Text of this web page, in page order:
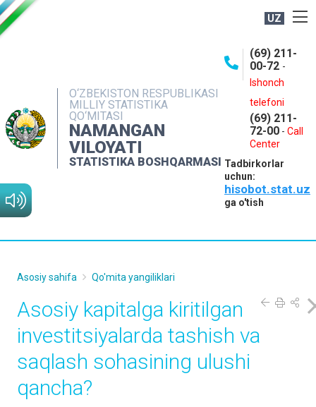
UZ
O‘ZBEKISTON RESPUBLIKASI
MILLIY STATISTIKA
QO‘MITASI
NAMANGAN
VILOYATI
STATISTIKA BOSHQARMASI
(69) 211-
00-72 -
Ishonch
telefoni
(69) 211-
72-00 - Call
Center
Tadbirkorlar
uchun:
hisobot.stat.uz
ga o'tish
NASHRLAR
INTERAKTIV XIZMATLAR
MATBUOT XIZMATI
MUROJAATLAR
Asosiy sahifa Qo'mita yangiliklari
Asosiy kapitalga kiritilgan
investitsiyalarda tashish va
saqlash sohasining ulushi
qancha?